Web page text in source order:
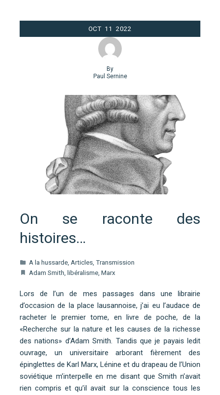
OCT 11 2022
By
Paul Sernine
On se raconte des
histoires…
A la hussarde, Articles, Transmission
Adam Smith, libéralisme, Marx
Lors de l’un de mes passages dans une librairie
d’occasion de la place lausannoise, j’ai eu l’audace de
racheter le premier tome, en livre de poche, de la
«Recherche sur la nature et les causes de la richesse
des nations» d’Adam Smith. Tandis que je payais ledit
ouvrage, un universitaire arborant fièrement des
épinglettes de Karl Marx, Lénine et du drapeau de l’Union
soviétique m’interpelle en me disant que Smith n’avait
rien compris et qu’il avait sur la conscience tous les